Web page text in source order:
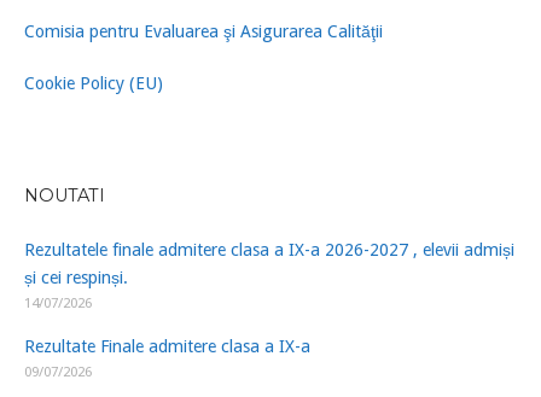
Comisia pentru Evaluarea şi Asigurarea Calităţii
Cookie Policy (EU)
NOUTATI
Rezultatele finale admitere clasa a IX-a 2026-2027 , elevii admiși
și cei respinși.
14/07/2026
Rezultate Finale admitere clasa a IX-a
09/07/2026